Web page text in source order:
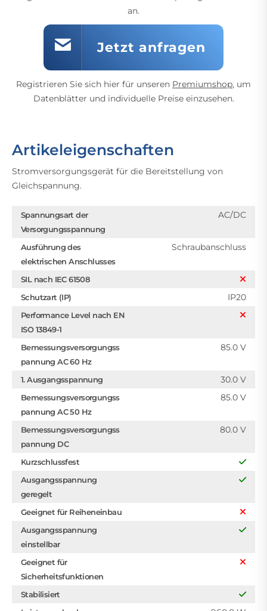
an.
Jetzt anfragen
Registrieren Sie sich hier für unseren Premiumshop, um
Datenblätter und individuelle Preise einzusehen.
Artikeleigenschaften
Stromversorgungsgerät für die Bereitstellung von
Gleichspannung.
Spannungsart der
Versorgungsspannung
AC/DC
Ausführung des
elektrischen Anschlusses
Schraubanschluss
SIL nach IEC 61508
Schutzart (IP)
IP20
Performance Level nach EN
ISO 13849-1
Bemessungsversorgungss
pannung AC 60 Hz
85.0 V
1. Ausgangsspannung 30.0 V
Bemessungsversorgungss
pannung AC 50 Hz
85.0 V
Bemessungsversorgungss
pannung DC
80.0 V
Kurzschlussfest
Ausgangsspannung
geregelt
Geeignet für Reiheneinbau
Ausgangsspannung
einstellbar
Geeignet für
Sicherheitsfunktionen
Stabilisiert